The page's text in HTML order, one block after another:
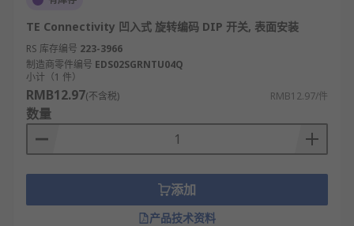
TE Connectivity 凹入式 旋转编码 DIP 开关, 表面安装
RS 库存编号 223-3966
制造商零件编号 EDS02SGRNTU04Q
小计（1 件）
RMB12.97(不含税) RMB12.97/件
数量
添加
产品技术资料